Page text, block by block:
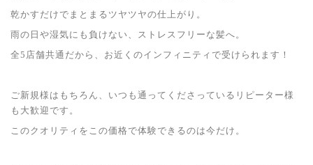
乾かすだけでまとまるツヤツヤの仕上がり。
雨の日や湿気にも負けない、ストレスフリーな髪へ。
全5店舗共通だから、お近くのインフィニティで受けられます！
ご新規様はもちろん、いつも通ってくださっているリピーター様
も大歓迎です。
このクオリティをこの価格で体験できるのは今だけ。